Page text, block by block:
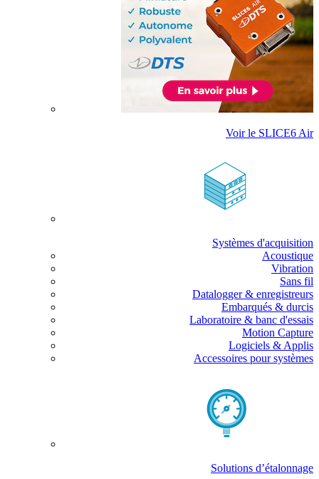
Voir le SLICE6 Air
Systèmes d'acquisition
Acoustique
Vibration
Sans fil
Datalogger & enregistreurs
Embarqués & durcis
Laboratoire & banc d'essais
Motion Capture
Logiciels & Applis
Accessoires pour systèmes
Solutions d’étalonnage